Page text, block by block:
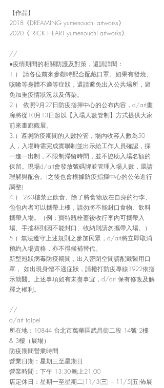
【作品】
2018《DREAMING yumenouchi artworks》
2020《TRICK HEART yumenouchi artworks》
//
●疫情期間的相關防護及對策，還請詳閱：
1.） 請各位前來參觀時配合配戴口罩。如果有發燒、
咳嗽等身體不適等症狀，還請避免出入公共場所，避
免加重疫情狀況以及傳染。
2.） 依照9月27日防疫指揮中心的公布內容，d/art畫
廊將從10月13日起以【入場人數管制】方式提供大家
前來畫廊觀展。
3.）遵照防疫期間的人數控管，場內收容人數為50
人，入場時需完成實聯制並出示給工作人員確認，採
一進一出制，不限制滯留時間，並不協助入場名額的
保留。現場d/art會發放號碼牌並管理入場人數，還請
理解與配合。(之後也會根據防疫指揮中心的公佈進行
調整)
4.） 2&3樓禁止飲食、除了將食物放在自身的行李、
包包內者可以攜帶上樓，請勿將不能封口食物、飲料
攜帶入場。（例：寶特瓶栓蓋後收行李內可攜帶入
場、手搖杯則因不能封口、收納則請勿攜帶入場。）
5.）無法遵守上述規則之參加民眾，d/art將立即取消
預約入場資格，亦不得候補替代。
新型冠狀病毒防疫期間，出入密閉空間請配戴醫用口
罩， 如出現身體不適症狀，請撥打防疫專線1922依指
示就醫。上述事項如有未盡事宜，d/art 保有修改及解
釋之權利。
//
d/art taipei
所在地：10844 台北市萬華區武昌街二段 14號 2樓
& 3樓（展場）
防疫期間營業時間
營業日期：星期三至星期日
營業時間：下午 13:30-晚上21:00
店定休日：星期一至星期二(11/3(三) – 11/5(五)佈展